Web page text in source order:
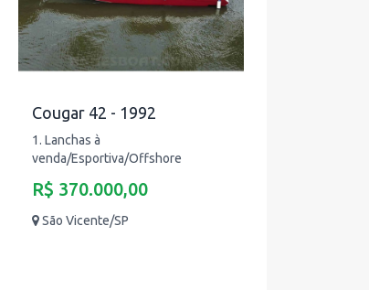
Cougar 42 - 1992
1. Lanchas à
venda/Esportiva/Offshore
R$ 370.000,00
São Vicente/SP